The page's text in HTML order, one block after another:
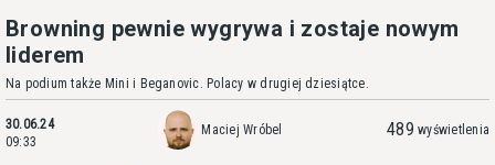
Browning pewnie wygrywa i zostaje nowym
liderem
Na podium także Mini i Beganovic. Polacy w drugiej dziesiątce.
30.06.24
09:33
Maciej Wróbel 489 wyświetlenia